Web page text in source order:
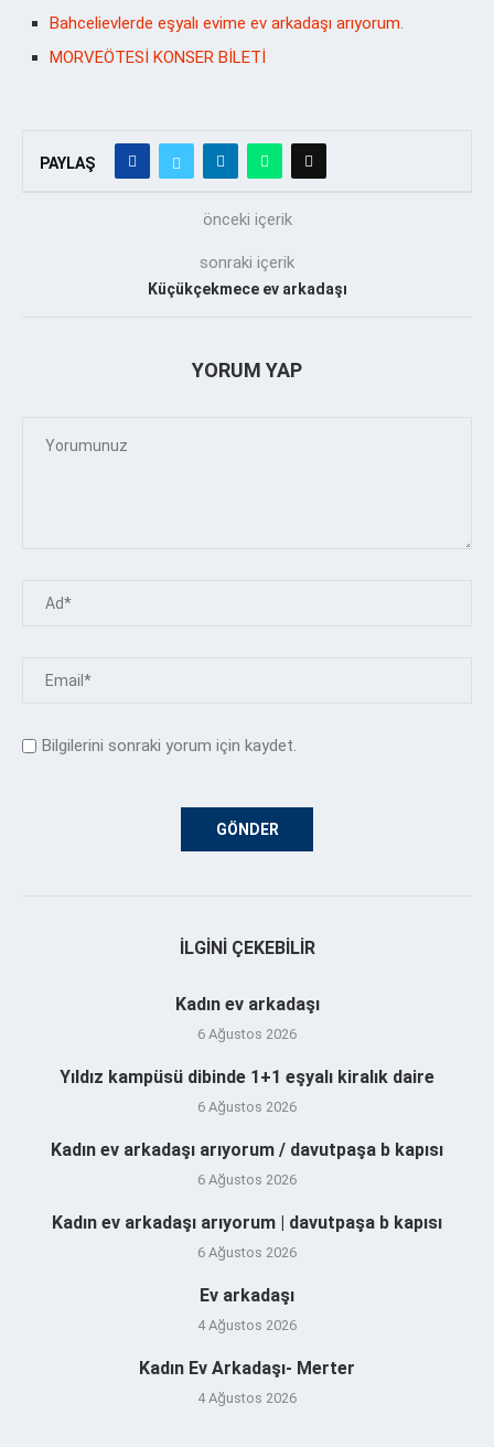
Bahcelievlerde eşyalı evime ev arkadaşı arıyorum.
MORVEÖTESİ KONSER BİLETİ
PAYLAŞ
önceki içerik
sonraki içerik
Küçükçekmece ev arkadaşı
YORUM YAP
Bilgilerini sonraki yorum için kaydet.
İLGINI ÇEKEBILIR
Kadın ev arkadaşı
6 Ağustos 2026
Yıldız kampüsü dibinde 1+1 eşyalı kiralık daire
6 Ağustos 2026
Kadın ev arkadaşı arıyorum / davutpaşa b kapısı
6 Ağustos 2026
Kadın ev arkadaşı arıyorum | davutpaşa b kapısı
6 Ağustos 2026
Ev arkadaşı
4 Ağustos 2026
Kadın Ev Arkadaşı- Merter
4 Ağustos 2026